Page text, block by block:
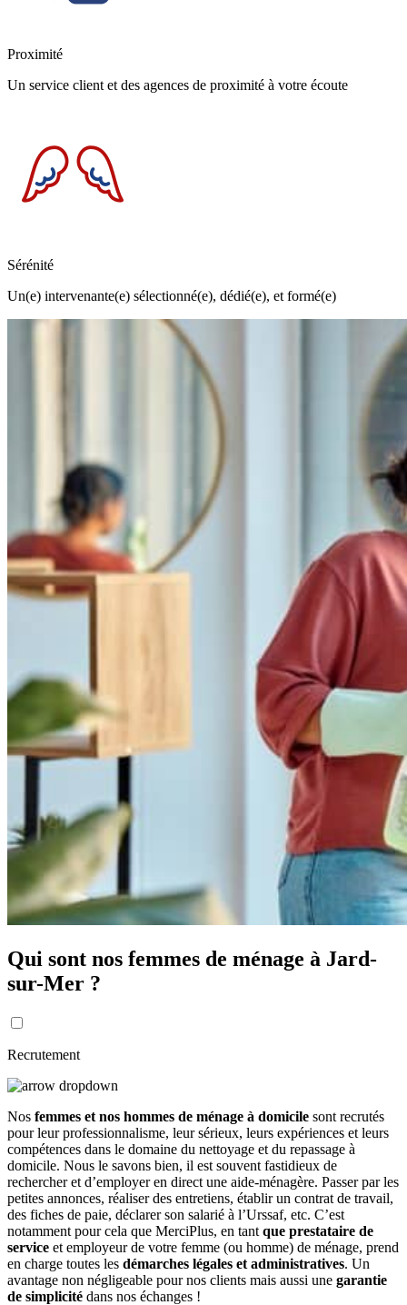
Proximité
Un service client et des agences de proximité à votre écoute
Sérénité
Un(e) intervenante(e) sélectionné(e), dédié(e), et formé(e)
Qui sont nos femmes de ménage à Jard-
sur-Mer ?
Recrutement
Nos femmes et nos hommes de ménage à domicile sont recrutés
pour leur professionnalisme, leur sérieux, leurs expériences et leurs
compétences dans le domaine du nettoyage et du repassage à
domicile. Nous le savons bien, il est souvent fastidieux de
rechercher et d’employer en direct une aide-ménagère. Passer par les
petites annonces, réaliser des entretiens, établir un contrat de travail,
des fiches de paie, déclarer son salarié à l’Urssaf, etc. C’est
notamment pour cela que MerciPlus, en tant que prestataire de
service et employeur de votre femme (ou homme) de ménage, prend
en charge toutes les démarches légales et administratives. Un
avantage non négligeable pour nos clients mais aussi une garantie
de simplicité dans nos échanges !